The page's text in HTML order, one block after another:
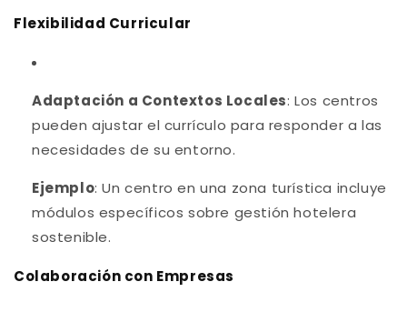
Flexibilidad Curricular
Adaptación a Contextos Locales: Los centros
pueden ajustar el currículo para responder a las
necesidades de su entorno.
Ejemplo: Un centro en una zona turística incluye
módulos específicos sobre gestión hotelera
sostenible.
Colaboración con Empresas